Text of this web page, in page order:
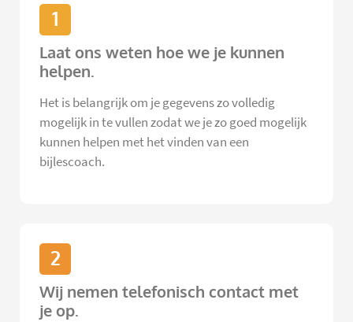
1
Laat ons weten hoe we je kunnen
helpen.
Het is belangrijk om je gegevens zo volledig
mogelijk in te vullen zodat we je zo goed mogelijk
kunnen helpen met het vinden van een
bijlescoach.
2
Wij nemen telefonisch contact met
je op.